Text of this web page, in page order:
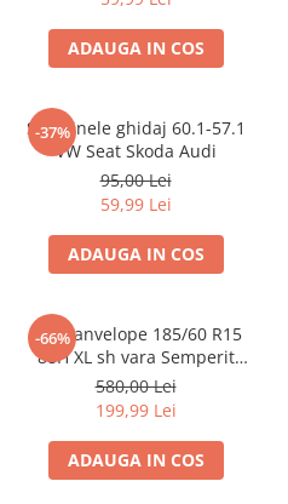
ADAUGA IN COS
-37%
Set 4 inele ghidaj 60.1-57.1
VW Seat Skoda Audi
95,00 Lei
59,99 Lei
ADAUGA IN COS
-66%
set 2 anvelope 185/60 R15
88H XL sh vara Semperit
5.5mm cu garantie
580,00 Lei
199,99 Lei
ADAUGA IN COS